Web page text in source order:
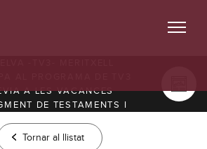
A LES VACANCES
DE TESTAMENTS I
LES HERÈNCIES.
Tornar al llistat